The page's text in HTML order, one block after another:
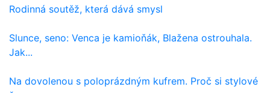
Rodinná soutěž, která dává smysl
Slunce, seno: Venca je kamioňák, Blažena ostrouhala.
Jak...
Na dovolenou s poloprázdným kufrem. Proč si stylové